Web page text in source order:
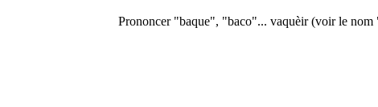
Prononcer "baque", "baco"... vaquèir (voir le